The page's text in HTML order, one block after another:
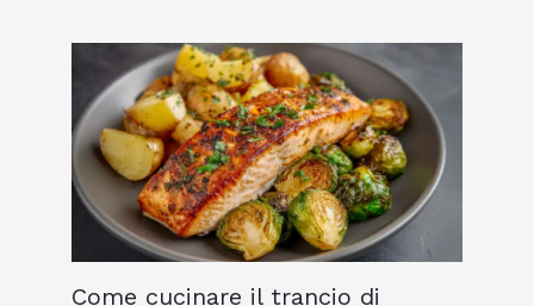
Come cucinare il trancio di